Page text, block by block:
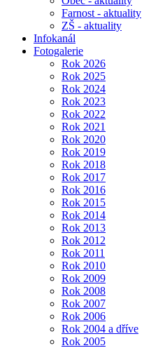
Farnost - aktuality
ZŠ - aktuality
Infokanál
Fotogalerie
Rok 2026
Rok 2025
Rok 2024
Rok 2023
Rok 2022
Rok 2021
Rok 2020
Rok 2019
Rok 2018
Rok 2017
Rok 2016
Rok 2015
Rok 2014
Rok 2013
Rok 2012
Rok 2011
Rok 2010
Rok 2009
Rok 2008
Rok 2007
Rok 2006
Rok 2004 a dříve
Rok 2005